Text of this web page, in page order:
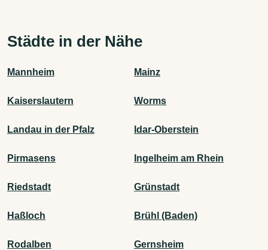
Städte in der Nähe
Mannheim Mainz
Kaiserslautern Worms
Landau in der Pfalz Idar-Oberstein
Pirmasens Ingelheim am Rhein
Riedstadt Grünstadt
Haßloch Brühl (Baden)
Rodalben Gernsheim